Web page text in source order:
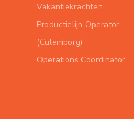
Vakantiekrachten
Productielijn Operator
(Culemborg)
Operations Coördinator